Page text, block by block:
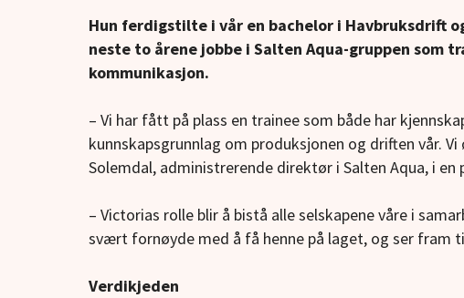
Hun ferdigstilte i vår en bachelor i Havbruksdrift
neste to årene jobbe i Salten Aqua-gruppen som
kommunikasjon.
– Vi har fått på plass en trainee som både har
kunnskapsgrunnlag om produksjonen og driften vår.
Solemdal, administrerende direktør i Salten Aqua, i en
– Victorias rolle blir å bistå alle selskapene våre i
svært fornøyde med å få henne på laget, og ser fram
Verdikjeden